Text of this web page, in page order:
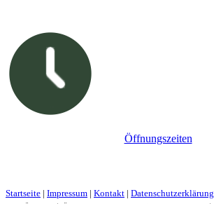
Öffnungszeiten
Startseite | Impressum | Kontakt | Datenschutzerklärung